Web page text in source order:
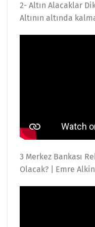
2- Altın Alacaklar
Altının altında
3 Merkez Bankası
Olacak? | Emre Alkin